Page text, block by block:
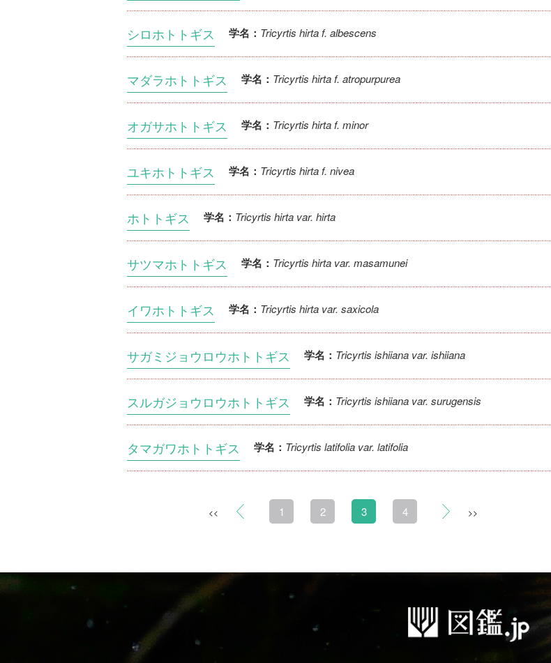
シロホトトギス 学名： Tricyrtis hirta f. albescens
マダラホトトギス 学名： Tricyrtis hirta f. atropurpurea
オガサホトトギス 学名： Tricyrtis hirta f. minor
ユキホトトギス 学名： Tricyrtis hirta f. nivea
ホトトギス 学名： Tricyrtis hirta var. hirta
サツマホトトギス 学名： Tricyrtis hirta var. masamunei
イワホトトギス 学名： Tricyrtis hirta var. saxicola
サガミジョウロウホトトギス 学名： Tricyrtis ishiiana var. ishiiana
スルガジョウロウホトトギス 学名： Tricyrtis ishiiana var. surugensis
タマガワホトトギス 学名： Tricyrtis latifolia var. latifolia
<< 1 2 3 4 >>